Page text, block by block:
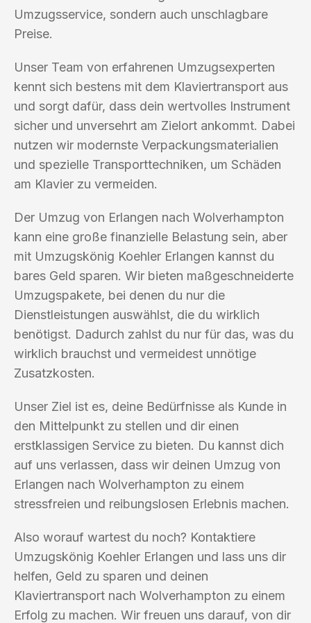
Umzugsservice, sondern auch unschlagbare
Preise.
Unser Team von erfahrenen Umzugsexperten
kennt sich bestens mit dem Klaviertransport aus
und sorgt dafür, dass dein wertvolles Instrument
sicher und unversehrt am Zielort ankommt. Dabei
nutzen wir modernste Verpackungsmaterialien
und spezielle Transporttechniken, um Schäden
am Klavier zu vermeiden.
Der Umzug von Erlangen nach Wolverhampton
kann eine große finanzielle Belastung sein, aber
mit Umzugskönig Koehler Erlangen kannst du
bares Geld sparen. Wir bieten maßgeschneiderte
Umzugspakete, bei denen du nur die
Dienstleistungen auswählst, die du wirklich
benötigst. Dadurch zahlst du nur für das, was du
wirklich brauchst und vermeidest unnötige
Zusatzkosten.
Unser Ziel ist es, deine Bedürfnisse als Kunde in
den Mittelpunkt zu stellen und dir einen
erstklassigen Service zu bieten. Du kannst dich
auf uns verlassen, dass wir deinen Umzug von
Erlangen nach Wolverhampton zu einem
stressfreien und reibungslosen Erlebnis machen.
Also worauf wartest du noch? Kontaktiere
Umzugskönig Koehler Erlangen und lass uns dir
helfen, Geld zu sparen und deinen
Klaviertransport nach Wolverhampton zu einem
Erfolg zu machen. Wir freuen uns darauf, von dir